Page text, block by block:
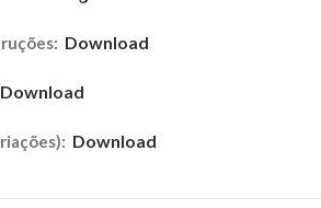
Download
Download
Download